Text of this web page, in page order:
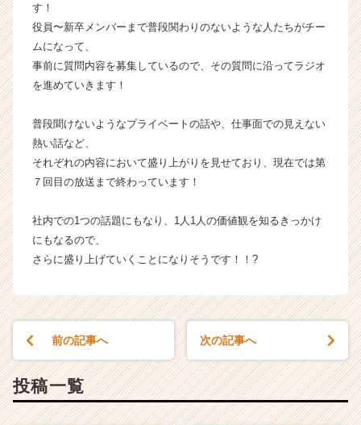
ス
ト
く
活
チ
キ
リ
e
す！
役員〜新卒メンバーまで普段関わりのないような人たちがチー
ムになって、
事前に質問内容を募集しているので、その質問に沿ってラジオ
を進めていきます！
普段聞けないようなプライベートの話や、仕事面での見えない
熱い話など、
それぞれの内容において盛り上がりを見せており、現在では第
７回目の放送まで終わっています！
社内での1つの話題にもなり、1人1人の価値観を知るきっかけ
にもなるので、
さらに盛り上げていくことになりそうです！！?
前の記事へ 次の記事へ
投稿一覧